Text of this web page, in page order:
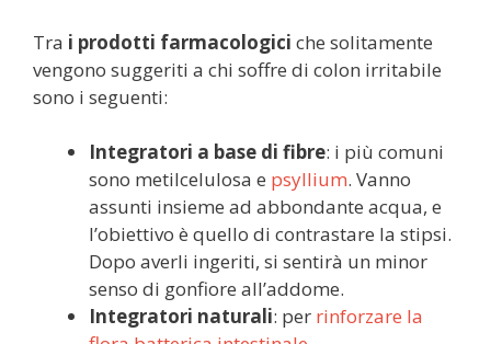
Tra i prodotti farmacologici che solitamente
vengono suggeriti a chi soffre di colon irritabile
sono i seguenti:
Integratori a base di fibre: i più comuni
sono metilcelulosa e psyllium. Vanno
assunti insieme ad abbondante acqua, e
l’obiettivo è quello di contrastare la stipsi.
Dopo averli ingeriti, si sentirà un minor
senso di gonfiore all’addome.
Integratori naturali: per rinforzare la